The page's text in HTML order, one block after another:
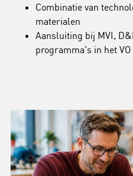
Combinatie van
materialen
Aansluiting bij MVI,
programma's in het VO